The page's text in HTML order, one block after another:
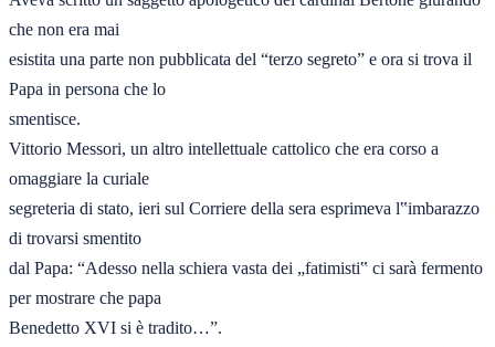
che non era mai
esistita una parte non pubblicata del “terzo segreto” e ora si trova il
Papa in persona che lo
smentisce.
Vittorio Messori, un altro intellettuale cattolico che era corso a
omaggiare la curiale
segreteria di stato, ieri sul Corriere della sera esprimeva l‟imbarazzo
di trovarsi smentito
dal Papa: “Adesso nella schiera vasta dei „fatimisti‟ ci sarà fermento
per mostrare che papa
Benedetto XVI si è tradito…”.